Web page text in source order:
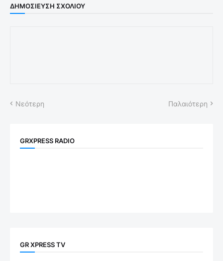
ΔΗΜΟΣΊΕΥΣΗ ΣΧΟΛΊΟΥ
Νεότερη Παλαιότερη
GRXPRESS RADIO
GR XPRESS TV